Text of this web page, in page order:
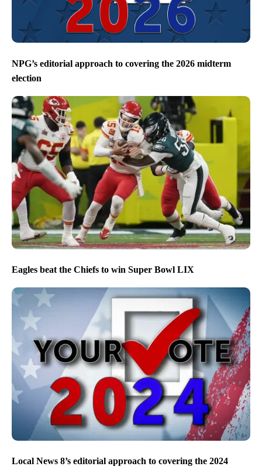
NPG’s editorial approach to covering the 2026 midterm
election
Eagles beat the Chiefs to win Super Bowl LIX
Local News 8’s editorial approach to covering the 2024